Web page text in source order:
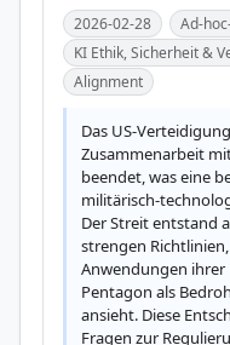
2026-02-28
Ad-
KI Ethik, Sicherheit &
Alignment
Das US-
Zusammenarbeit
beendet, was eine
militärisch-
Der Streit entstand
strengen
Anwendungen ihrer
Pentagon als
ansieht. Diese
Fragen zur